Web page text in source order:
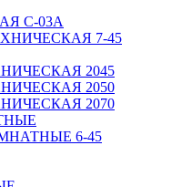
C-03A
7-45
2045
2050
2070
6-45